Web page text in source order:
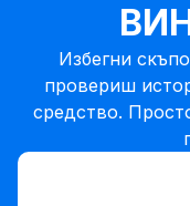
Избегни
провериш
средство.
Въведи VIN